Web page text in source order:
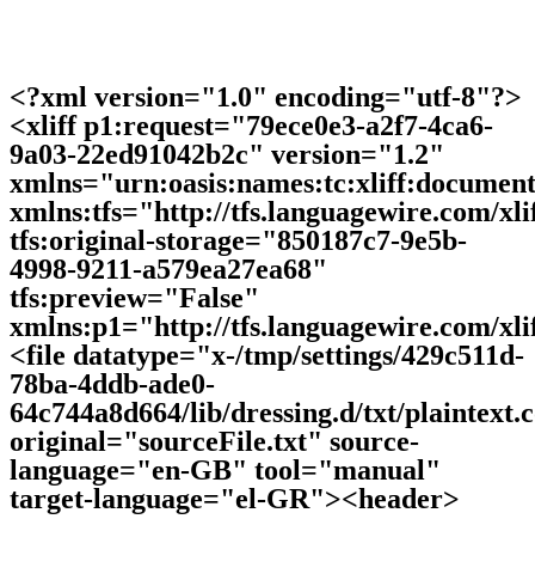
ΓκριΛευκόΚίτρινοΜπεζΚόκκινοΜαύροΚαφέΠράσινοΜπλεΛάκα
<?xml version="1.0" encoding="utf-8"?>
<xliff p1:request="79ece0e3-a2f7-4ca6-
9a03-22ed91042b2c" version="1.2"
xmlns:tfs="http://tfs.languagewire.com/
tfs:original-storage="850187c7-9e5b-
4998-9211-a579ea27ea68"
tfs:preview="False"
xmlns:p1="http://tfs.languagewire.com/
<file datatype="x-/tmp/settings/429c511d-
78ba-4ddb-ade0-
64c744a8d664/lib/dressing.d/txt/
original="sourceFile.txt" source-
language="en-GB" tool="manual"
target-language="el-GR"><header>